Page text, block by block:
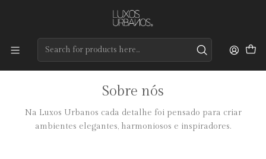
Preços de qualidade e entrega rápida
Sobre nós
Na Luxos Urbanos cada detalhe foi pensado para criar
ambientes elegantes, harmoniosos e inspiradores.